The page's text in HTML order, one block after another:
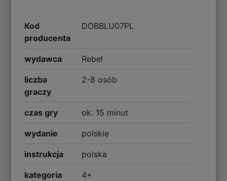
Kod
producenta
DOBBLU07PL
wydawca Rebel
liczba
graczy
2-8 osób
czas gry ok. 15 minut
wydanie polskie
instrukcja polska
kategoria
4+